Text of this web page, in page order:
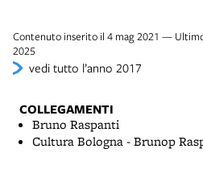
Contenuto inserito il 4 mag 2021 —
2025
vedi tutto l’anno 2017
COLLEGAMENTI
Bruno Raspanti
Cultura Bologna - Brunop